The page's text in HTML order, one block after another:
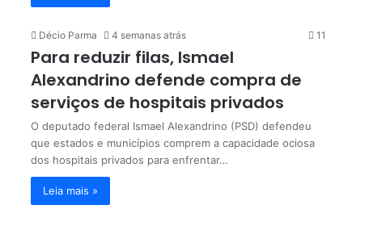
Décio Parma 4 semanas atrás 11
Para reduzir filas, Ismael
Alexandrino defende compra de
serviços de hospitais privados
O deputado federal Ismael Alexandrino (PSD) defendeu
que estados e municípios comprem a capacidade ociosa
dos hospitais privados para enfrentar…
Leia mais »